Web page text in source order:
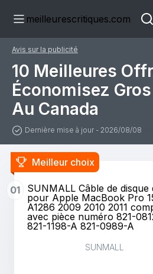
meilleurescritiques.com
Avis sur la publicité
10 Meilleures
Économisez
Au Canada
Dernière mise à jour - 2026/08/08
Meilleur choix
01
SUNMALL Câble de disque
pour Apple MacBook Pro
A1286 2009 2010 2011
avec pièce numéro 821-
821-1198-A 821-0989-A
SUNMALL